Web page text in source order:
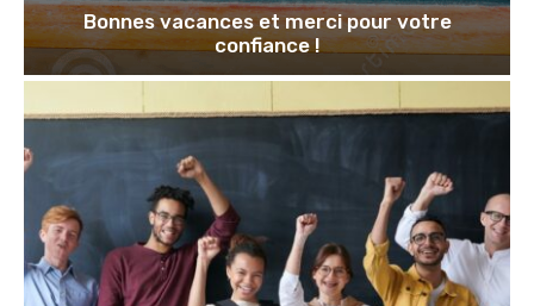
Bonnes vacances et merci pour votre
confiance !